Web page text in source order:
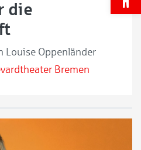
die
Louise Oppenländer
Bremen